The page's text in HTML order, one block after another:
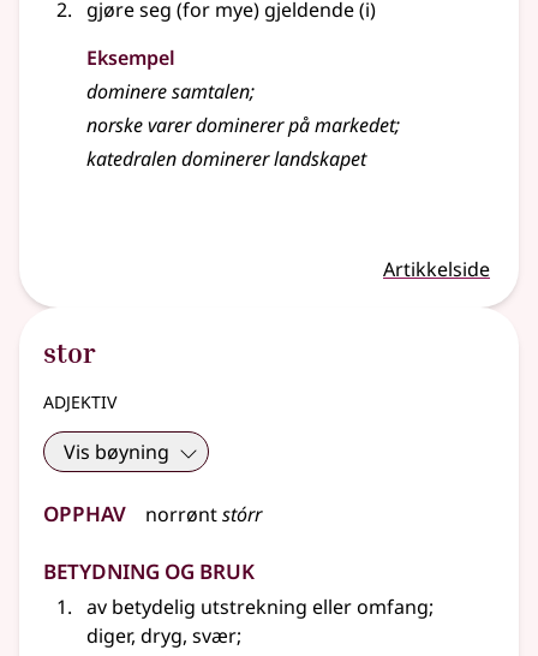
gjøre seg (for mye) gjeldende (i)
Eksempel
domineresamtalen;
norske varerdominererpå markedet;
katedralendominererlandskapet
Artikkelside
stor
adjektiv
Vis bøyning
Opphav norrøntstórr
Betydning og bruk
av betydelig utstrekning eller omfang;
diger, dryg, svær;